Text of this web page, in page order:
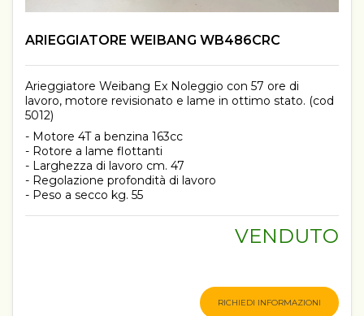
ARIEGGIATORE WEIBANG WB486CRC
Arieggiatore Weibang Ex Noleggio con 57 ore di
lavoro, motore revisionato e lame in ottimo stato. (cod
5012)
- Motore 4T a benzina 163cc
- Rotore a lame flottanti
- Larghezza di lavoro cm. 47
- Regolazione profondità di lavoro
- Peso a secco kg. 55
VENDUTO
RICHIEDI INFORMAZIONI